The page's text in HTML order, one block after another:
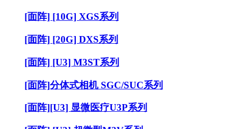
[面阵] [10G] XGS系列
[面阵] [20G] DXS系列
[面阵] [U3] M3ST系列
[面阵]分体式相机 SGC/SUC系列
[面阵][U3] 显微医疗U3P系列